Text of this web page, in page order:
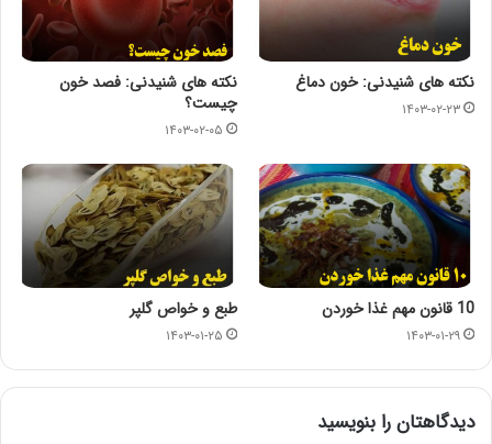
نکته های شنیدنی: خون دماغ
۱۴۰۳-۰۲-۲۳
نکته های شنیدنی: فصد خون
چیست؟
۱۴۰۳-۰۲-۰۵
10 قانون مهم غذا خوردن
۱۴۰۳-۰۱-۲۹
طبع و خواص گلپر
۱۴۰۳-۰۱-۲۵
دیدگاهتان را بنویسید